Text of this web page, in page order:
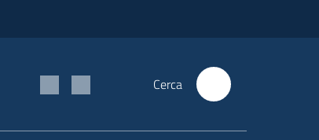
Cerca